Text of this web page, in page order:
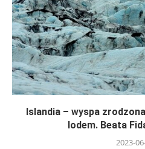
Islandia – wyspa
lodem. Beata
2023-